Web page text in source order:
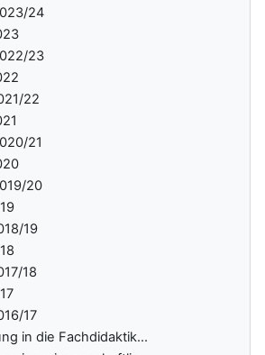
24
23
22
21
20
19
18
17
in die Fachdidaktik...